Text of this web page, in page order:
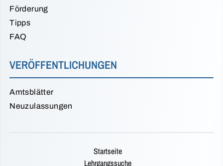
Förderung
Tipps
FAQ
VERÖFFENTLICHUNGEN
Amtsblätter
Neuzulassungen
Startseite
Lehrgangssuche